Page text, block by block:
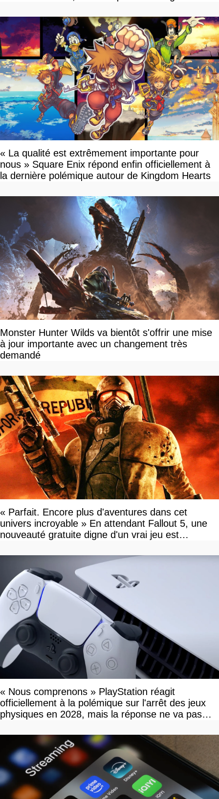
« La qualité est extrêmement importante pour
nous » Square Enix répond enfin officiellement à
la dernière polémique autour de Kingdom Hearts
Monster Hunter Wilds va bientôt s'offrir une mise
à jour importante avec un changement très
demandé
« Parfait. Encore plus d'aventures dans cet
univers incroyable » En attendant Fallout 5, une
nouveauté gratuite digne d'un vrai jeu est
« Nous comprenons » PlayStation réagit
officiellement à la polémique sur l'arrêt des jeux
physiques en 2028, mais la réponse ne va pas